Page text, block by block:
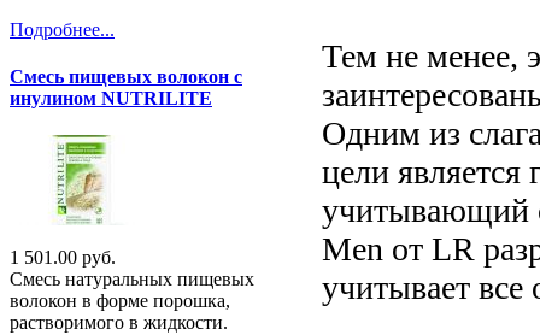
Тем не менее,
Одним из
цели
учитывающий
Men от LR
учитывает
Подробнее...
Смесь пищевых волокон с
инулином NUTRILITE
1 501.00 руб.
Смесь натуральных пищевых
волокон в форме порошка,
растворимого в жидкости.